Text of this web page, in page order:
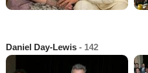
Daniel Day-Lewis - 142